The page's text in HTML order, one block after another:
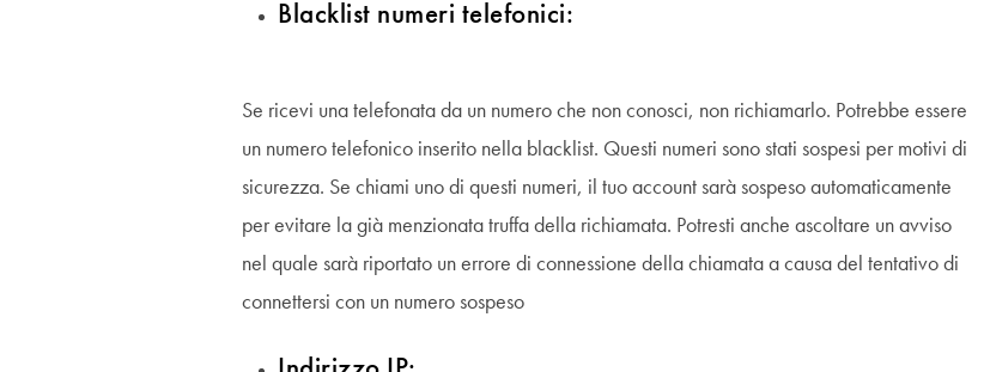
Blacklist numeri telefonici:
Se ricevi una telefonata da un numero che non conosci, non richiamarlo. Potrebbe essere
un numero telefonico inserito nella blacklist. Questi numeri sono stati sospesi per motivi di
sicurezza. Se chiami uno di questi numeri, il tuo account sarà sospeso automaticamente
per evitare la già menzionata truffa della richiamata. Potresti anche ascoltare un avviso
nel quale sarà riportato un errore di connessione della chiamata a causa del tentativo di
connettersi con un numero sospeso